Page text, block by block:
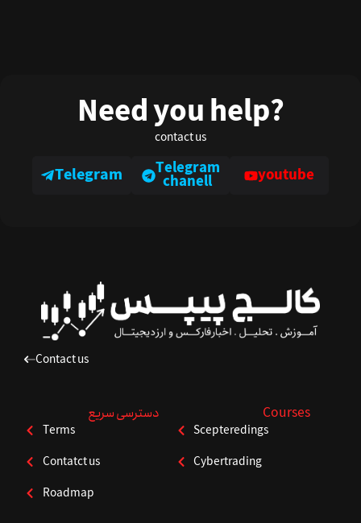
Need you help?
contact us
Telegram Telegram
chanell youtube
Contact us
دسترسی سریع
Terms
Contatct us
Roadmap
Courses
Scepteredings
Cybertrading